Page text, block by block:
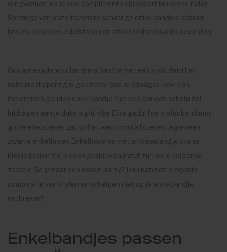
wingwoman als je wat complimenten probeert binnen te halen.
Sommige van onze favoriete schattige enkelbandjes hebben
kralen, schelpen, edelstenen en andere interessante accenten.
Ons gelaagde gouden enkelbandje met een kruis detail en
delicate drapering is goed voor een alledaagse look Een
romantisch gouden enkelbandje met een gouden schelp zal
bijdragen aan je date night vibe Elke gedurfde kralenband met
grove edelstenen zal op het werk mooi afsteken tegen een
zwarte enkelbroek Enkelbandjes met afwisselend grote en
kleine kralen zullen een gespreksaanzet zijn op je volgende
feestje Ga je naar een beach party? Dan kan een elegante
combinatie van kralen en schelpen niet op je enkelbandje
ontbreken!
Enkelbandjes passen